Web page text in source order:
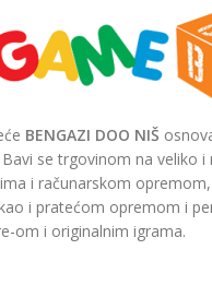
BENGAZI DOO NIŠ
Bavi se trgovinom na veliko i
i računarskom
i pratećom opremom i
om i originalnim igrama.